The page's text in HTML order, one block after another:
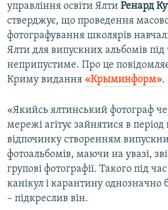
Усі сайти RFE/RL
управління освіти Ялти Ренард
стверджує, що проведення
фотографування школярів
Ялти для випускних альбомів
неприпустиме. Про це
Криму видання «Крыминформ».
«Якийсь ялтинський фотограф
мережі агітує зайнятися в
відпочинку створенням
фотоальбомів, маючи на увазі,
групові фотографії. Такого під
канікул і карантину однозначно
– підкреслив він.